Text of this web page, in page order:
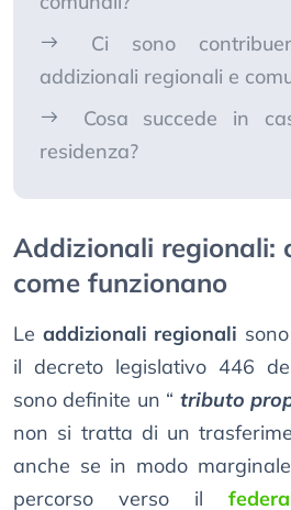
Ci sono
addizionali regionali e
Cosa succede in
residenza?
Addizionali regionali:
come funzionano
Le addizionali regionali
il decreto legislativo 446
sono definite un “ tributo
non si tratta di un
anche se in modo
percorso verso il